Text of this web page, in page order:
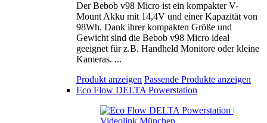
Der Bebob v98 Micro ist ein kompakter V-
Mount Akku mit 14,4V und einer Kapazität von
98Wh. Dank ihrer kompakten Größe und
Gewicht sind die Bebob v98 Micro ideal
geeignet für z.B. Handheld Monitore oder kleine
Kameras. ...
Produkt anzeigen Passende Produkte anzeigen
Eco Flow DELTA Powerstation